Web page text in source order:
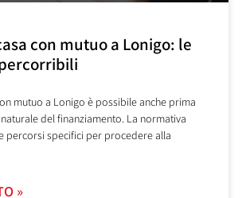
con mutuo a Lonigo: le
mutuo a Lonigo è possibile anche prima
del finanziamento. La normativa
percorsi specifici per procedere alla
»